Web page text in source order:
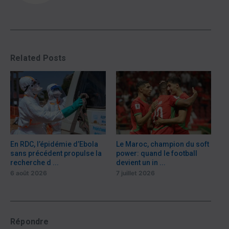
Related Posts
En RDC, l’épidémie d’Ebola
sans précédent propulse la
recherche d ...
6 août 2026
Le Maroc, champion du soft
power: quand le football
devient un in ...
7 juillet 2026
Répondre